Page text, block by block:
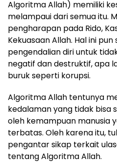
Algoritma Allah) memiliki
melampaui dari semua itu.
pengharapan pada Rido,
Kekuasaan Allah. Hal ini
pengendalian diri untuk
negatif dan destruktif, apa
buruk seperti korupsi.
Algoritma Allah tentunya
kedalaman yang tidak bisa
oleh kemampuan manusia
terbatas. Oleh karena itu,
pengantar sikap terkait
tentang Algoritma Allah.